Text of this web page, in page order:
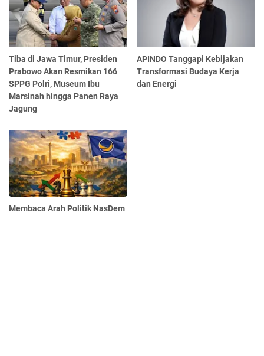
Tiba di Jawa Timur, Presiden
Prabowo Akan Resmikan 166
SPPG Polri, Museum Ibu
Marsinah hingga Panen Raya
Jagung
APINDO Tanggapi Kebijakan
Transformasi Budaya Kerja
dan Energi
Membaca Arah Politik NasDem